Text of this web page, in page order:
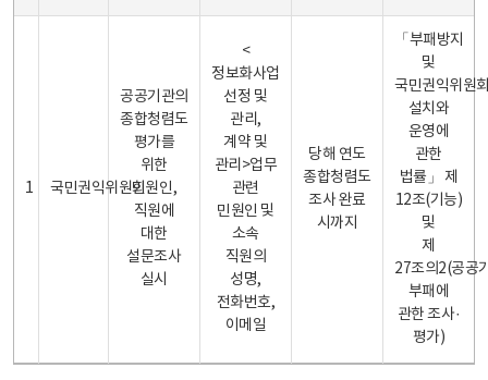
1 국민권익위원회
공공기관의
종합청렴도
평가를
위한
민원인,
직원에
대한
설문조사
실시
<
정보화사업
선정 및
관리,
계약 및
관리>업무
관련
민원인 및
소속
직원의
성명,
전화번호,
이메일
당해 연도
종합청렴도
조사 완료
시까지
「부패방지
및
국민권익위원
설치와
운영에
관한
법률」 제
12조(기능)
및
제
27조의2(공공
부패에
관한 조사·
평가)